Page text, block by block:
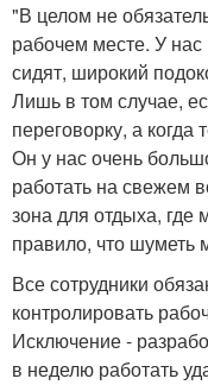
"В целом не
рабочем месте. У
сидят, широкий
Лишь в том случае,
переговорку, а когда
Он у нас очень
работать на свежем
зона для отдыха, где
правило, что шуметь
Все сотрудники
контролировать
Исключение -
в неделю работать